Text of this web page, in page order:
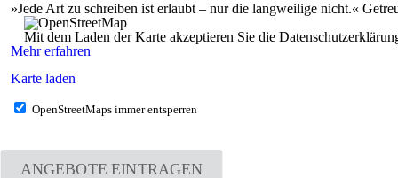
»Jede Art zu schreiben ist erlaubt – nur die langweilige nicht.«
Mit dem Laden der Karte akzeptieren Sie die
Mehr erfahren
Karte laden
OpenStreetMaps immer entsperren
ANGEBOTE EINTRAGEN